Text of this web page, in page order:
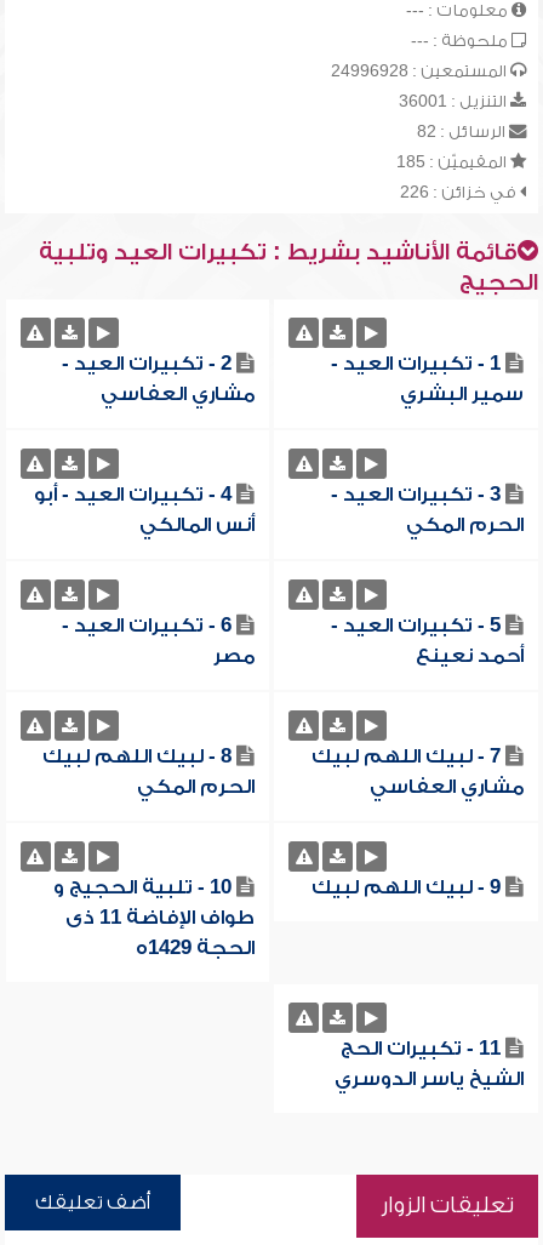
معلومات : ---
ملحوظة : ---
المستمعين : 24996928
التنزيل : 36001
الرسائل : 82
المقيميّن : 185
في خزائن : 226
قائمة الأناشيد بشريط : تكبيرات العيد وتلبية
الحجيج
1 - تكبيرات العيد -
سمير البشري
2 - تكبيرات العيد -
مشاري العفاسي
3 - تكبيرات العيد -
الحرم المكي
4 - تكبيرات العيد - أبو
أنس المالكي
5 - تكبيرات العيد -
أحمد نعينع
6 - تكبيرات العيد -
مصر
7 - لبيك اللهم لبيك
مشاري العفاسي
8 - لبيك اللهم لبيك
الحرم المكي
9 - لبيك اللهم لبيك
10 - تلبية الحجيج و
طواف الإفاضة 11 ذى
الحجة 1429ه
11 - تكبيرات الحج
الشيخ ياسر الدوسري
تعليقات الزوار أضف تعليقك